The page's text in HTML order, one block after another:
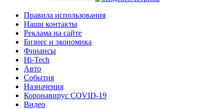
Правила использования
Наши контакты
Реклама на сайте
Бизнес и экономика
Финансы
Hi-Tech
Авто
События
Назначения
Коронавирус COVID-19
Видео